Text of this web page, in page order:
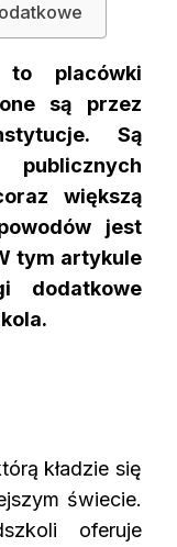
to placówki
są przez
Są
większą
jest
tym artykule
dodatkowe
kładzie się
świecie.
oferuje